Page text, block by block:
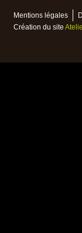
Mentions légales
Création du site